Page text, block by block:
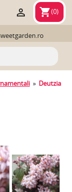
shopping_cart(0)

» Deutzia